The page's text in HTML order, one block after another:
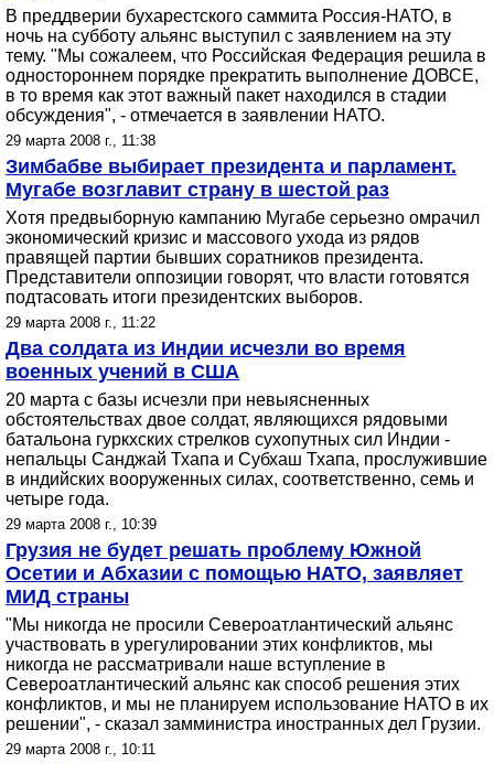
В преддверии бухарестского саммита Россия-НАТО, в
ночь на субботу альянс выступил с заявлением на эту
тему. "Мы сожалеем, что Российская Федерация решила в
одностороннем порядке прекратить выполнение ДОВСЕ,
в то время как этот важный пакет находился в стадии
обсуждения", - отмечается в заявлении НАТО.
29 марта 2008 г., 11:38
Зимбабве выбирает президента и парламент.
Мугабе возглавит страну в шестой раз
Хотя предвыборную кампанию Мугабе серьезно омрачил
экономический кризис и массового ухода из рядов
правящей партии бывших соратников президента.
Представители оппозиции говорят, что власти готовятся
подтасовать итоги президентских выборов.
29 марта 2008 г., 11:22
Два солдата из Индии исчезли во время
военных учений в США
20 марта с базы исчезли при невыясненных
обстоятельствах двое солдат, являющихся рядовыми
батальона гуркхских стрелков сухопутных сил Индии -
непальцы Санджай Тхапа и Субхаш Тхапа, прослужившие
в индийских вооруженных силах, соответственно, семь и
четыре года.
29 марта 2008 г., 10:39
Грузия не будет решать проблему Южной
Осетии и Абхазии с помощью НАТО, заявляет
МИД страны
"Мы никогда не просили Североатлантический альянс
участвовать в урегулировании этих конфликтов, мы
никогда не рассматривали наше вступление в
Североатлантический альянс как способ решения этих
конфликтов, и мы не планируем использование НАТО в их
решении", - сказал замминистра иностранных дел Грузии.
29 марта 2008 г., 10:11